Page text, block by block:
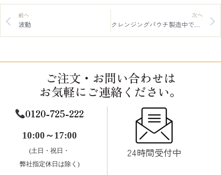
前へ
波動
次へ
クレンジングパウチ製造中です。
ご注文・お問い合わせは
お気軽にご連絡ください。
0120-725-222
10:00～17:00
(土日・祝日・
弊社指定休日は除く)
24時間受付中